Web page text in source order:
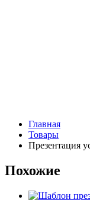
Главная
Товары
Презентация
Похожие